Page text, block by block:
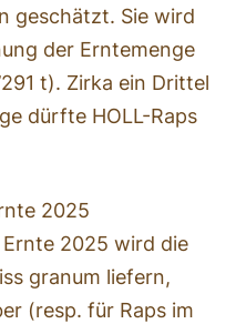
geschätzt. Sie wird
der Erntemenge
t). Zirka ein Drittel
dürfte HOLL-Raps
2025
Ernte 2025 wird die
granum liefern,
(resp. für Raps im